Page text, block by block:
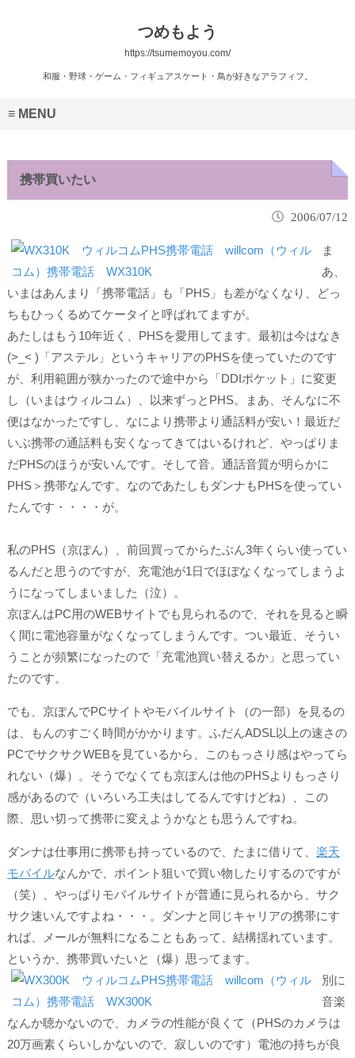
つめもよう
https://tsumemoyou.com/
和服・野球・ゲーム・フィギュアスケート・鳥が好きなアラフィフ。
MENU
携帯買いたい
2006/07/12
ま
あ、
いまはあんまり「携帯電話」も「PHS」も差がなくなり、どっ
ちもひっくるめてケータイ と呼ばれてますが。
あたしはもう10年近く、PHSを愛用してます。最初は今はなき
(>_< )「アステル」というキャリアのPHSを使っていたのです
が、利用範囲が狭かったので途中から「DDIポケット」に変更
し（いまはウィルコム）、以来ずっとPHS。まあ、そんなに不
便はなかったですし、なにより携帯より通話料が安い！最近だ
いぶ携帯の通話料も安くなってきてはいるけれど、やっぱりま
だPHSのほうが安いんです。そして音。通話音質が明らかに
PHS＞携帯なんです。なのであたしもダンナもPHSを使ってい
たんです・・・・が。
私のPHS（京ぽん）、前回買ってからたぶん3年くらい使ってい
るんだと思うのですが、充電池が1日でほぼなくなってしまう よ
うになってしまいました（泣）。
京ぽんはPC用のWEBサイトでも見られるので、それを見ると瞬
く間に電池容量がなくなってしまうんです。つい最近、そうい
うことが頻繁になったので「充電池買い替えるか」と思ってい
たのです。
でも、京ぽんでPCサイトやモバイルサイト（の一部）を見るの
は、もんのすごく時間がかかります。ふだんADSL以上の速さの
PCでサクサクWEBを見ているから、このもっさり感はやってら
れない（爆）。そうでなくても京ぽんは他のPHSより もっさり
感があるので（いろいろ工夫はしてるんですけどね）、この
際、思い切って携帯に変えようかなとも思うんですね。
ダンナは仕事用に携帯も持っているので、たまに借りて、 楽天
モバイルなんかで、ポイント狙いで買い物したりするのですが
（笑）、やっぱりモバイルサイトが普通に見られるから、サク
サク速いんですよね・・・。ダンナと同じキャリアの携帯にす
れば、メールが無料になることもあって、結構揺れています。
というか、携帯買いたいと（爆）思ってます。
別に
音楽
なんか聴かないので、カメラの性能が良くて（PHSのカメラは
20万画素くらいしかないので、寂しいのです）電池の持ちが良